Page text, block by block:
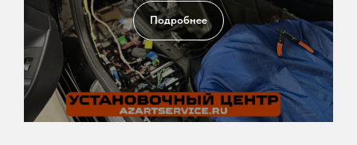
Подробнее